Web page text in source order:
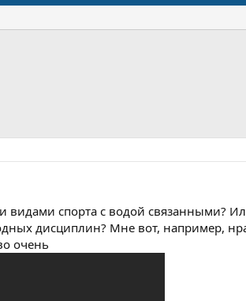
видами спорта с водой связанными?
дисциплин? Мне вот, например,
очень